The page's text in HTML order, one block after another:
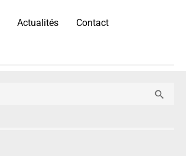
Actualités Contact
